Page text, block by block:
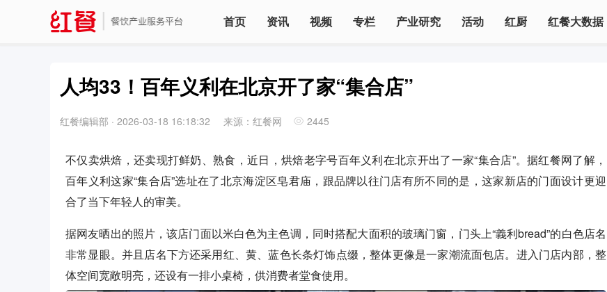
首页 资讯 视频 专栏 产业研究 活动 红厨 红餐大数据
人均33！百年义利在北京开了家“集合店”
红餐编辑部 · 2026-03-18 16:18:32 来源：红餐网 2445
不仅卖烘焙，还卖现打鲜奶、熟食，近日，烘焙老字号百年义利在北京开出了一家“集合店”。据红餐网了解，
百年义利这家“集合店”选址在了北京海淀区皂君庙，跟品牌以往门店有所不同的是，这家新店的门面设计更迎
合了当下年轻人的审美。
据网友晒出的照片，该店门面以米白色为主色调，同时搭配大面积的玻璃门窗，门头上“義利bread”的白色店名
非常显眼。并且店名下方还采用红、黄、蓝色长条灯饰点缀，整体更像是一家潮流面包店。进入门店内部，整
体空间宽敞明亮，还设有一排小桌椅，供消费者堂食使用。